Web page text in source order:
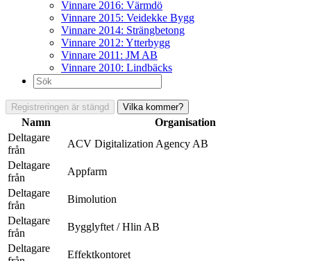
Vinnare 2016: Värmdö
Vinnare 2015: Veidekke Bygg
Vinnare 2014: Strängbetong
Vinnare 2012: Ytterbygg
Vinnare 2011: JM AB
Vinnare 2010: Lindbäcks
Sök
efter:
Registreringen är stängd Vilka kommer?
Namn
Organisation
Deltagare
från
ACV Digitalization Agency AB
Deltagare
från
Appfarm
Deltagare
från
Bimolution
Deltagare
från
Bygglyftet / Hlin AB
Deltagare
Effektkontoret